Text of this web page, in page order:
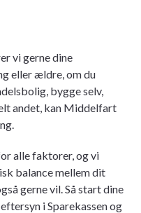
vi gerne dine
eller ældre, om du
, bygge selv,
andet, kan Middelfart
alle faktorer, og vi
balance mellem dit
gerne vil. Så start dine
i Sparekassen og